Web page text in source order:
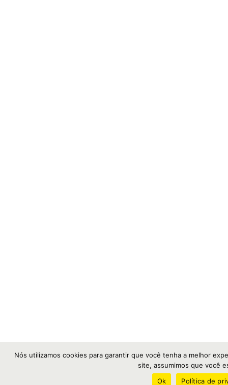
Nós utilizamos cookies para garantir que você tenha a melhor
site, assumimos que você
Ok
Política de